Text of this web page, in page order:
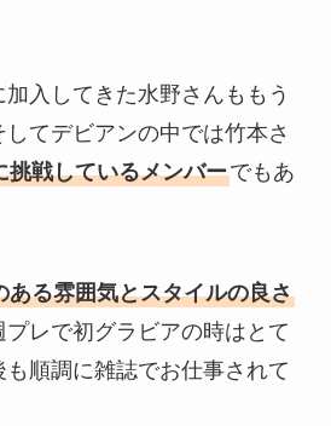
入してきた水野さんももう
てデビアンの中では竹本さ
挑戦しているメンバーでもあ
ある雰囲気とスタイルの良さ
レで初グラビアの時はとて
順調に雑誌でお仕事されて